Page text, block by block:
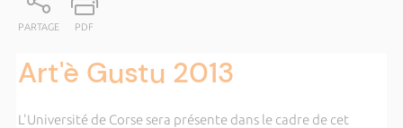
PARTAGE PDF
Art'è Gustu 2013
L'Université de Corse sera présente dans le cadre de cet